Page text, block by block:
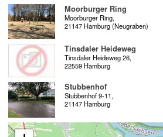
Moorburger Ring
Moorburger Ring,
21147 Hamburg (Neugraben)
Tinsdaler Heideweg
Tinsdaler Heideweg 26,
22559 Hamburg
Stubbenhof
Stubbenhof 9-11,
21147 Hamburg